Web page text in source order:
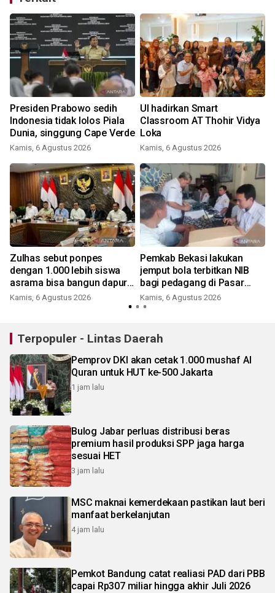
Presiden Prabowo sedih
Indonesia tidak lolos Piala
Dunia, singgung Cape Verde
Kamis, 6 Agustus 2026
UI hadirkan Smart
Classroom AT Thohir Vidya
Loka
Kamis, 6 Agustus 2026
Zulhas sebut ponpes
dengan 1.000 lebih siswa
asrama bisa bangun dapur
MBG
Kamis, 6 Agustus 2026
Pemkab Bekasi lakukan
jemput bola terbitkan NIB
bagi pedagang di Pasar
Cikarang
Kamis, 6 Agustus 2026
Terpopuler - Lintas Daerah
Pemprov DKI akan cetak 1.000 mushaf Al
Quran untuk HUT ke-500 Jakarta
1 jam lalu
Bulog Jabar perluas distribusi beras
premium hasil produksi SPP jaga harga
sesuai HET
3 jam lalu
MSC maknai kemerdekaan pastikan laut beri
manfaat berkelanjutan
4 jam lalu
Pemkot Bandung catat realiasi PAD dari PBB
capai Rp307 miliar hingga akhir Juli 2026